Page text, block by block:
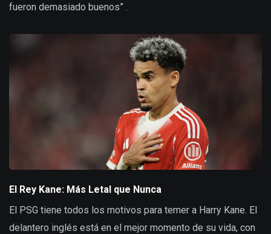
fueron demasiado buenos” .
El Rey Kane: Más Letal que Nunca
El PSG tiene todos los motivos para temer a Harry Kane. El
delantero inglés está en el mejor momento de su vida, con